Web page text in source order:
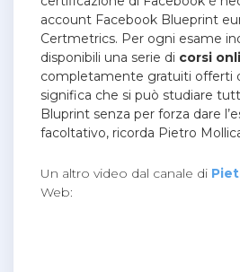
account Facebook Blueprint
Certmetrics. Per ogni esame
disponibili una serie di corsi
completamente gratuiti offerti
significa che si può studiare
Bluprint senza per forza dare
facoltativo, ricorda Pietro
Un altro video dal canale di
Web: